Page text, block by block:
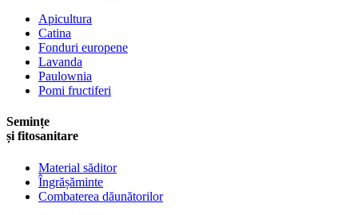
Apicultura
Catina
Fonduri europene
Lavanda
Paulownia
Pomi fructiferi
Semințe
și fitosanitare
Material săditor
Îngrășăminte
Combaterea dăunătorilor